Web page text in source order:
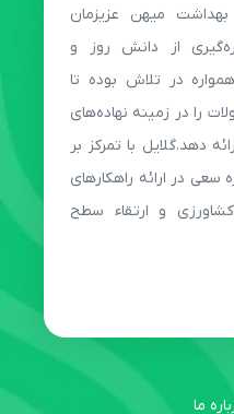
ما
میهن عزیزمان
از دانش روز و
در تلاش بوده تا
را در زمینه نهاده‌های
دهد.گلایل با تمرکز بر
سعی در ارائه راهکارهای
و ارتقاء سطح